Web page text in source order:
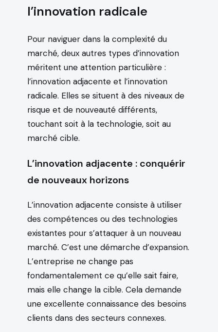
l’innovation radicale
Pour naviguer dans la complexité du
marché, deux autres types d’innovation
méritent une attention particulière :
l’innovation adjacente et l’innovation
radicale. Elles se situent à des niveaux de
risque et de nouveauté différents,
touchant soit à la technologie, soit au
marché cible.
L’innovation adjacente : conquérir
de nouveaux horizons
L’innovation adjacente consiste à utiliser
des compétences ou des technologies
existantes pour s’attaquer à un nouveau
marché. C’est une démarche d’expansion.
L’entreprise ne change pas
fondamentalement ce qu’elle sait faire,
mais elle change la cible. Cela demande
une excellente connaissance des besoins
clients dans des secteurs connexes.